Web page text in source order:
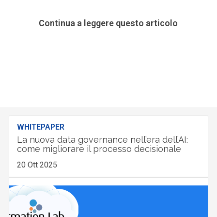
Continua a leggere questo articolo
WHITEPAPER
La nuova data governance nell’era dell’AI:
come migliorare il processo decisionale
20 Ott 2025